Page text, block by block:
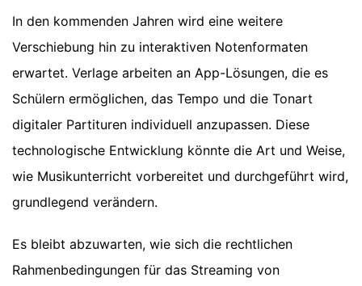
In den kommenden Jahren wird eine weitere
Verschiebung hin zu interaktiven Notenformaten
erwartet. Verlage arbeiten an App-Lösungen, die es
Schülern ermöglichen, das Tempo und die Tonart
digitaler Partituren individuell anzupassen. Diese
technologische Entwicklung könnte die Art und Weise,
wie Musikunterricht vorbereitet und durchgeführt wird,
grundlegend verändern.
Es bleibt abzuwarten, wie sich die rechtlichen
Rahmenbedingungen für das Streaming von